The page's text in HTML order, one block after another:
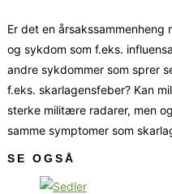
Er det en
og sykdom som f.eks.
andre sykdommer som sprer
f.eks. skarlagensfeber? Kan
sterke militære radarer, men
samme symptomer som
SE OGSÅ